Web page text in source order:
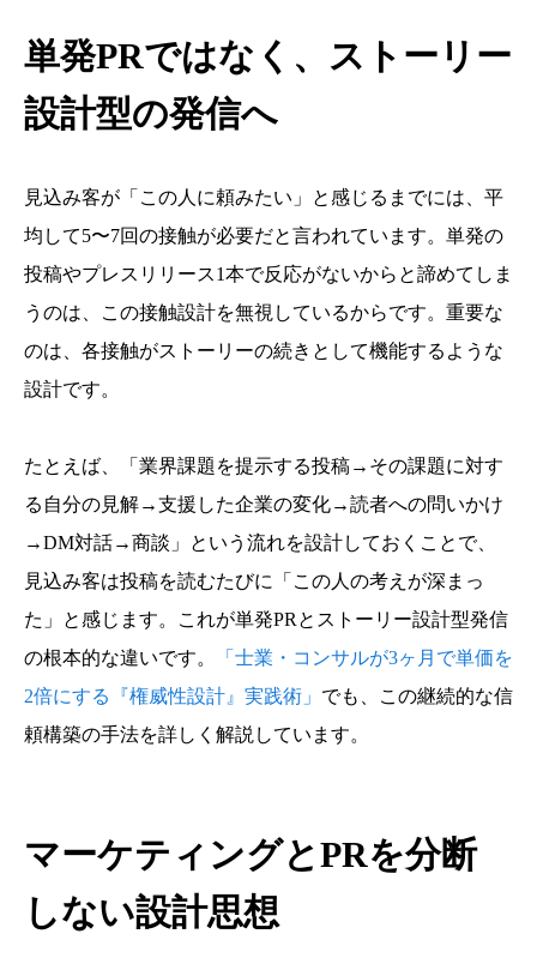
単発PRではなく、ストーリー
設計型の発信へ
見込み客が「この人に頼みたい」と感じるまでには、平
均して5〜7回の接触が必要だと言われています。単発の
投稿やプレスリリース1本で反応がないからと諦めてしま
うのは、この接触設計を無視しているからです。重要な
のは、各接触がストーリーの続きとして機能するような
設計です。
たとえば、「業界課題を提示する投稿→その課題に対す
る自分の見解→支援した企業の変化→読者への問いかけ
→DM対話→商談」という流れを設計しておくことで、
見込み客は投稿を読むたびに「この人の考えが深まっ
た」と感じます。これが単発PRとストーリー設計型発信
の根本的な違いです。
「士業・コンサルが3ヶ月で単価を
2倍にする『権威性設計』実践術」 でも、この継続的な信
頼構築の手法を詳しく解説しています。
マーケティングとPRを分断
しない設計思想